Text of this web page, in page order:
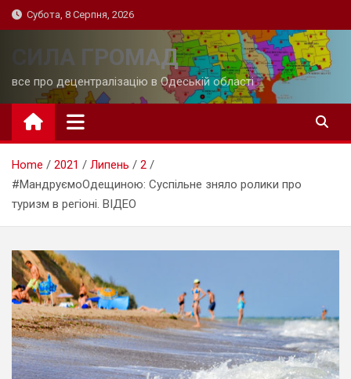
Skip
to
Субота, 8 Серпня, 2026
СИЛА ГРОМАД
все про децентралізацію в Одеській області
Home 2021 Липень
2
#МандруємоОдещиною: Суспільне зняло ролики про
туризм в регіоні. ВІДЕО